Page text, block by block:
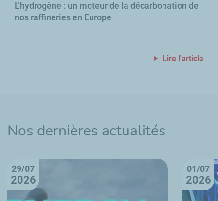
L’hydrogène : un moteur de la décarbonation de
nos raffineries en Europe
Lire l'article
Nos dernières actualités
29/07
2026
01/07
2026